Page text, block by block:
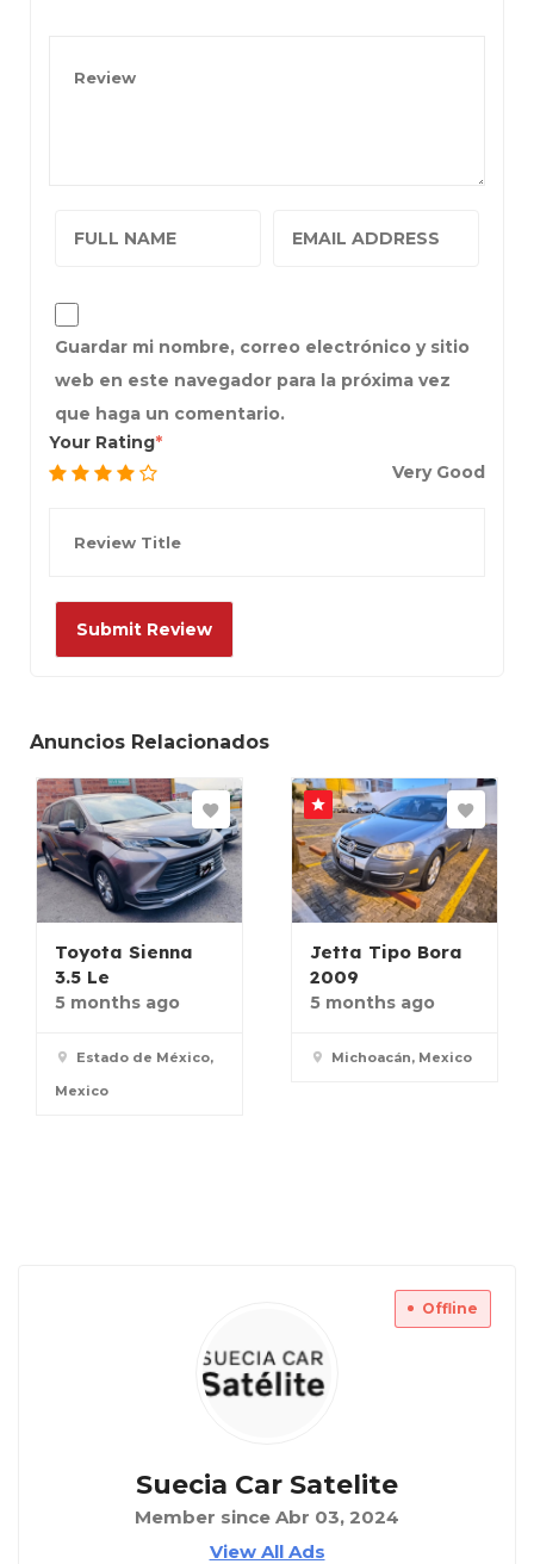
Guardar mi nombre, correo electrónico y sitio
web en este navegador para la próxima vez
que haga un comentario.
Your Rating
Very Good
Anuncios Relacionados
Toyota Sienna
3.5 Le
5 months ago
Estado de México,
Mexico
Jetta Tipo Bora
2009
5 months ago
Michoacán, Mexico
Offline
Suecia Car Satelite
Member since Abr 03, 2024
View All Ads